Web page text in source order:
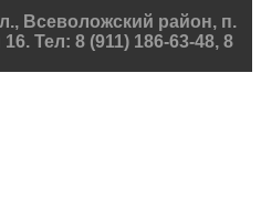
Всеволожский район, п.
Тел: 8 (911) 186-63-48, 8